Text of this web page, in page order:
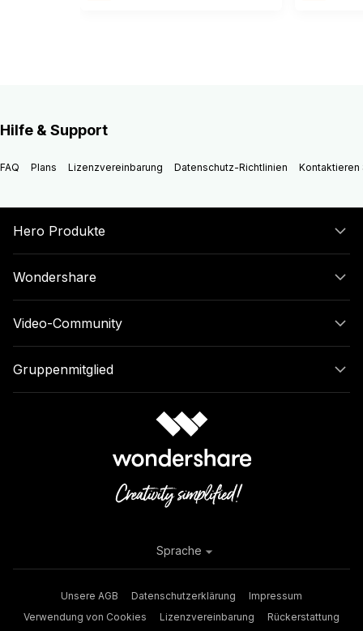
Hilfe & Support
FAQ Plans Lizenzvereinbarung Datenschutz-Richtlinien Kontaktieren
Hero Produkte
Wondershare
Video-Community
Gruppenmitglied
Unsere AGB Datenschutzerklärung
Impressum
Verwendung von Cookies
Lizenzvereinbarung
Rückerstattung
Sprache